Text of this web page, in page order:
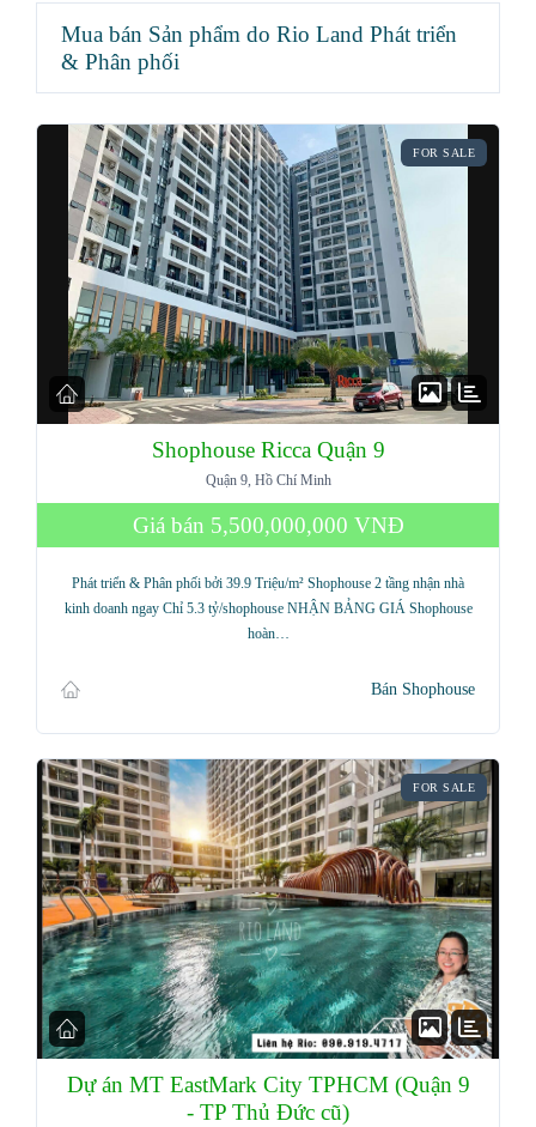
Mua bán Sản phẩm do Rio Land Phát triển
& Phân phối
FOR SALE
Shophouse Ricca Quận 9
Quận 9, Hồ Chí Minh
Giá bán 5,500,000,000 VNĐ
Phát triển & Phân phối bởi 39.9 Triệu/m² Shophouse 2 tầng nhận nhà
kinh doanh ngay Chỉ 5.3 tỷ/shophouse NHẬN BẢNG GIÁ Shophouse
hoàn…
Bán Shophouse
FOR SALE
Dự án MT EastMark City TPHCM (Quận 9
- TP Thủ Đức cũ)